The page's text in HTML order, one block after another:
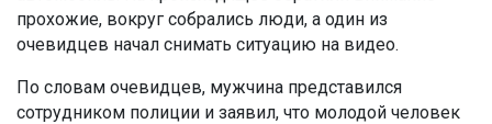
прохожие, вокруг собрались люди, а один из
очевидцев начал снимать ситуацию на видео.
По словам очевидцев, мужчина представился
сотрудником полиции и заявил, что молодой человек